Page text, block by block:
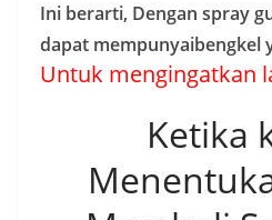
Ini berarti, Dengan spray
dapat mempunyaibengkel
Untuk mengingatkan
Ketika